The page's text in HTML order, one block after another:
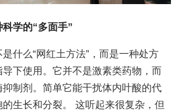
学的“多面手”
什么“网红土方法”，而是一种处方
下使用。它并不是激素类药物，而
制剂。简单它能干扰体内叶酸的代
生长和分裂。 这听起来很复杂，但